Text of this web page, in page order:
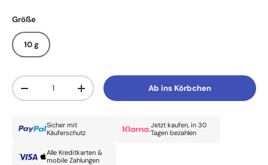
Größe
10 g
Anzahl
Menge verringernMenge erhöhen Ab ins Körbchen
Sicher mit
Käuferschutz
Jetzt kaufen, in 30
Tagen bezahlen
Alle Kreditkarten &
mobile Zahlungen